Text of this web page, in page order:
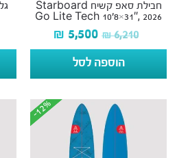
חבילת סאפ קשיח Starboard
Go Lite Tech 10’8×31″, 2026
₪6,210
₪ 5,500
הוספה לסל
-12%
-12%